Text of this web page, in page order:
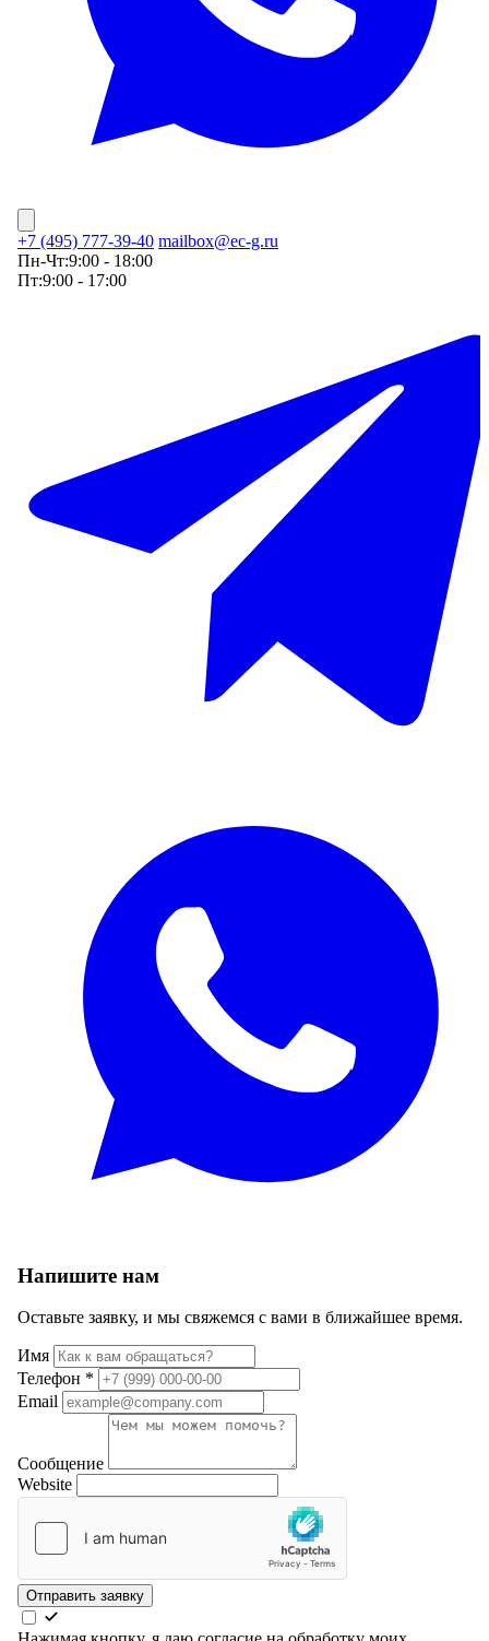
+7 (495) 777-39-40 mailbox@ec-g.ru
Пн-Чт:9:00 - 18:00
Пт:9:00 - 17:00
Напишите нам
Оставьте заявку, и мы свяжемся с вами в ближайшее время.
Имя
Телефон *
Email
Сообщение
Website
Отправить заявку